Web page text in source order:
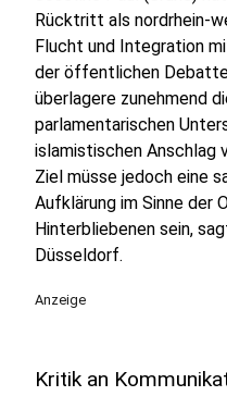
Rücktritt als nordrhein-
Flucht und Integration
der öffentlichen
überlagere zunehmend
parlamentarischen
islamistischen Anschlag
Ziel müsse jedoch eine
Aufklärung im Sinne der
Hinterbliebenen sein,
Düsseldorf.
Anzeige
Kritik an